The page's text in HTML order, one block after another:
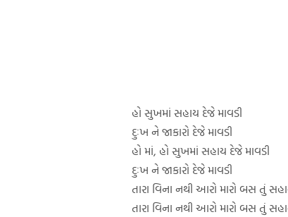
હો સુખમાં સહાય દેજે માવડી
દુઃખ ને જાકારો દેજે માવડી
હો માં, હો સુખમાં સહાય દેજે માવડી
દુઃખ ને જાકારો દેજે માવડી
તારા વિના નથી આરો મારો બસ તું
તારા વિના નથી આરો મારો બસ તું